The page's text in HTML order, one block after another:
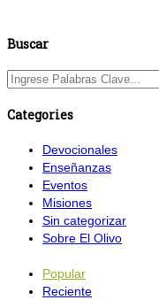
Buscar
Categories
Devocionales
Enseñanzas
Eventos
Misiones
Sin categorizar
Sobre El Olivo
Popular
Reciente